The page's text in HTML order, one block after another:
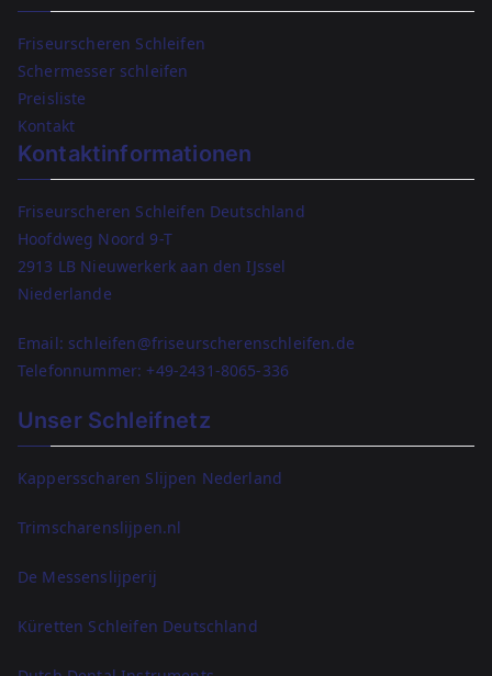
Friseurscheren Schleifen
Schermesser schleifen
Preisliste
Kontakt
Kontaktinformationen
Friseurscheren Schleifen Deutschland
Hoofdweg Noord 9-T
2913 LB Nieuwerkerk aan den IJssel
Niederlande
Email: schleifen@friseurscherenschleifen.de
Telefonnummer: +49-2431-8065-336
Unser Schleifnetz
Kappersscharen Slijpen Nederland
Trimscharenslijpen.nl
De Messenslijperij
Küretten Schleifen Deutschland